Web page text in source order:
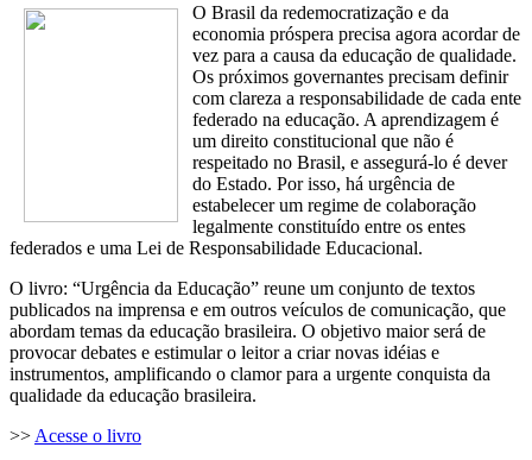
O Brasil da redemocratização e da
economia próspera precisa agora acordar de
vez para a causa da educação de qualidade.
Os próximos governantes precisam definir
com clareza a responsabilidade de cada ente
federado na educação. A aprendizagem é
um direito constitucional que não é
respeitado no Brasil, e assegurá-lo é dever
do Estado. Por isso, há urgência de
estabelecer um regime de colaboração
legalmente constituído entre os entes
federados e uma Lei de Responsabilidade Educacional.
O livro: “Urgência da Educação” reune um conjunto de textos
publicados na imprensa e em outros veículos de comunicação, que
abordam temas da educação brasileira. O objetivo maior será de
provocar debates e estimular o leitor a criar novas idéias e
instrumentos, amplificando o clamor para a urgente conquista da
qualidade da educação brasileira.
>> Acesse o livro